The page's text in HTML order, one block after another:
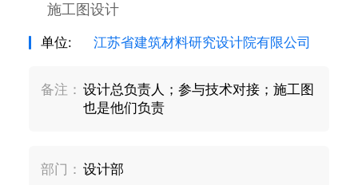
施工图设计
单位: 江苏省建筑材料研究设计院有限公司
备注： 设计总负责人；参与技术对接；施工图
也是他们负责
部门： 设计部